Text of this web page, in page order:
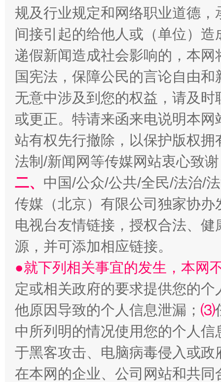
东山县通报“牛蛙产品抗生素超标问题”
千年窑火 生生不息 一
规及行业规定和网络职业道德
间接引起的给他人或（单位）
递假新闻造成社会影响的，本
国宪法，保障公民的言论自由
无意中涉及到您的权益，请及
或更正。特请来函来电说明本
站有权先行撤除，以保护版权
法制/新闻网等传媒网站衷心致
二、 中国/公众/公共/全民/法治/
传媒（北京）有限公司独家协
电视台友情链接，授权合法、
源，并可添加相应链接。
●就下列相关事宜的发生，本网
定或相关政府的要求提供您的个
他原因导致的个人信息泄漏； ⑶
中所列明的情况使用您的个人
于黑客攻击、电脑病毒侵入或
在本网的企业、公司网站和共